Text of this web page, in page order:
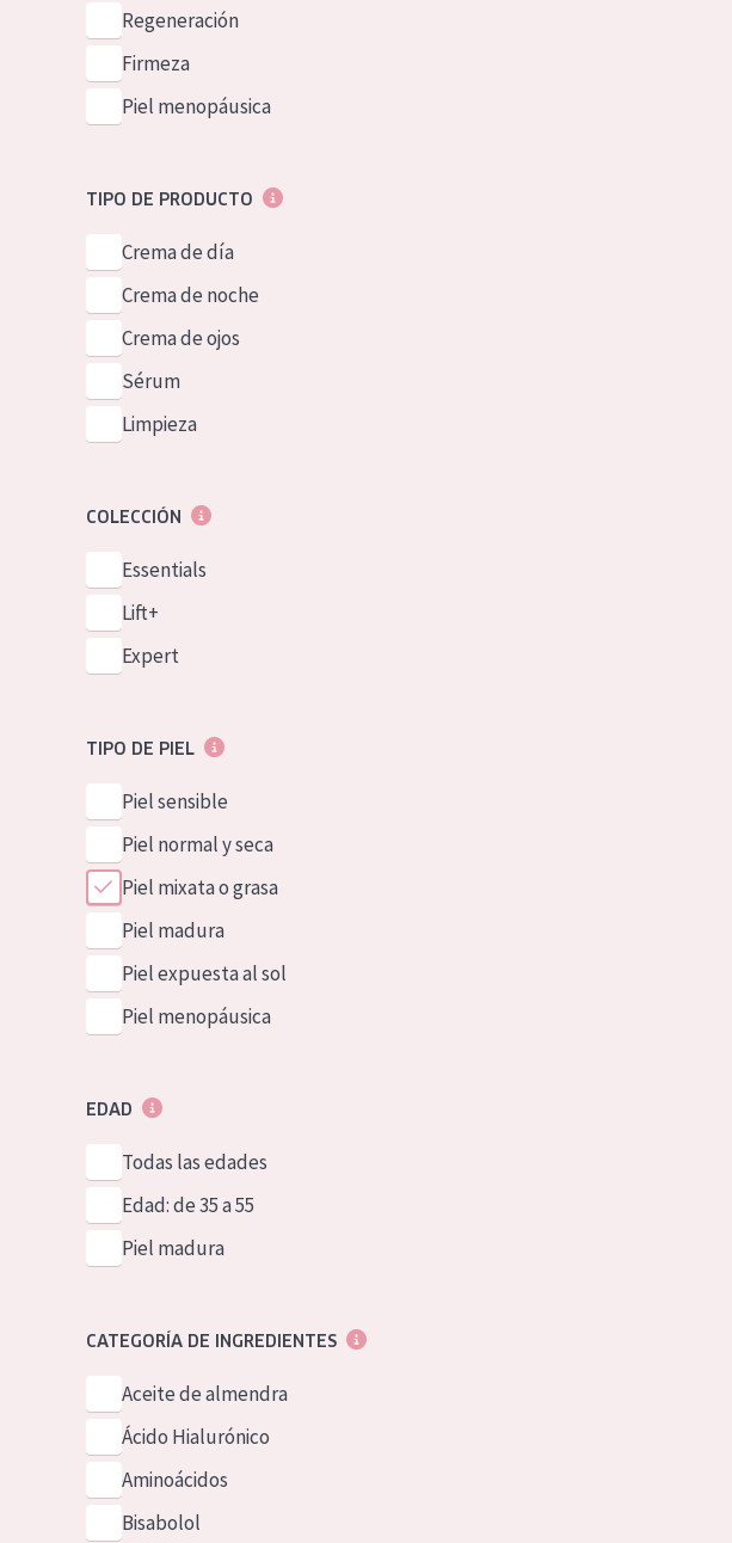
German
Spanish
Greek
Regeneración
Firmeza
Piel menopáusica
TIPO DE PRODUCTO
Crema de día
Crema de noche
Crema de ojos
Sérum
Limpieza
COLECCIÓN
Essentials
Lift+
Expert
TIPO DE PIEL
Piel sensible
Piel normal y seca
Piel mixata o grasa
Piel madura
Piel expuesta al sol
Piel menopáusica
EDAD
Todas las edades
Edad: de 35 a 55
Piel madura
CATEGORÍA DE INGREDIENTES
Aceite de almendra
Ácido Hialurónico
Aminoácidos
Bisabolol